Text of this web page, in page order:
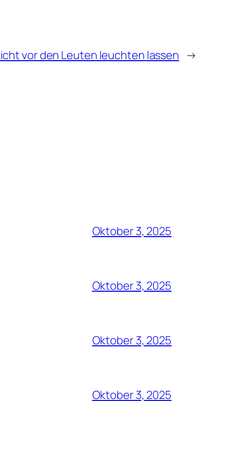
vor den Leuten leuchten lassen →
Oktober 3, 2025
Oktober 3, 2025
Oktober 3, 2025
Oktober 3, 2025